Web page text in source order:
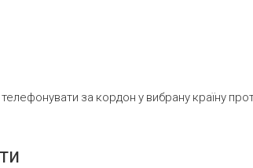
за кордон у вибрану країну